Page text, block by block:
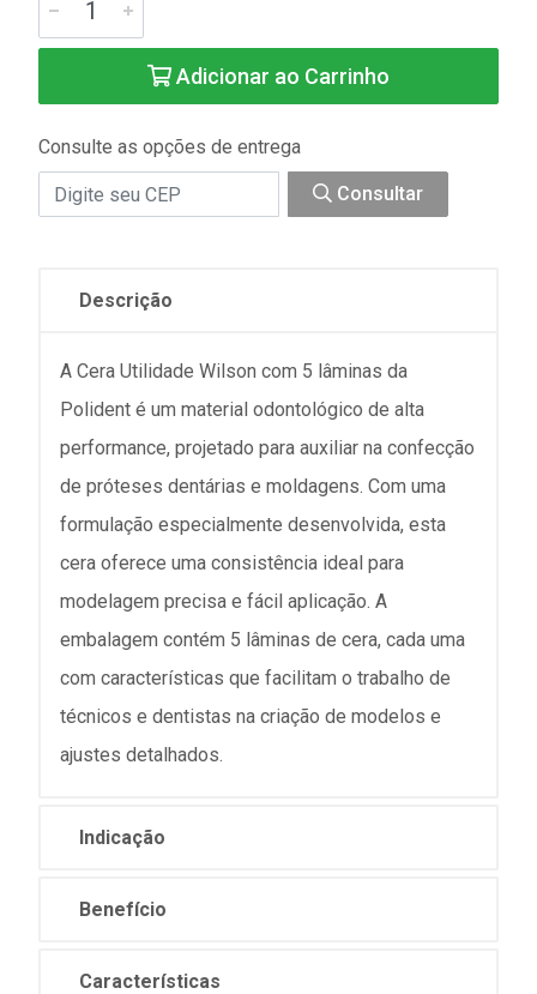
Adicionar ao Carrinho
Consulte as opções de entrega
Consultar
Descrição
A Cera Utilidade Wilson com 5 lâminas da
Polident é um material odontológico de alta
performance, projetado para auxiliar na confecção
de próteses dentárias e moldagens. Com uma
formulação especialmente desenvolvida, esta
cera oferece uma consistência ideal para
modelagem precisa e fácil aplicação. A
embalagem contém 5 lâminas de cera, cada uma
com características que facilitam o trabalho de
técnicos e dentistas na criação de modelos e
ajustes detalhados.
Indicação
Benefício
Características